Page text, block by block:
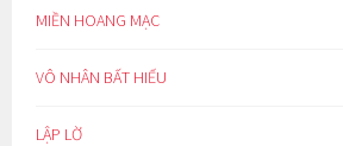
MIỀN HOANG MẠC
VÔ NHÂN BẤT HIẾU
LẬP LỜ